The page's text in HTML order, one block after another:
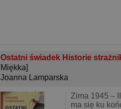
Ostatni świadek Historie
Miękka]
Joanna Lamparska
Zima 1945 –
ma się ku